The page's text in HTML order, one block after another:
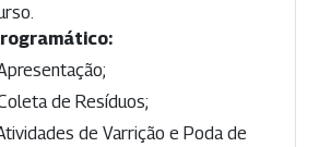
de Resíduos;
de Varrição e Poda de